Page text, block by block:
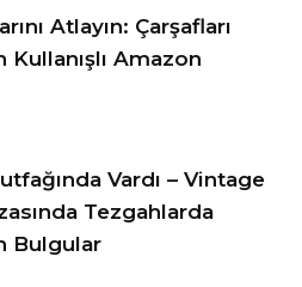
Atlayın: Çarşafları
Kullanışlı Amazon
Vardı – Vintage
Tezgahlarda
Bulgular